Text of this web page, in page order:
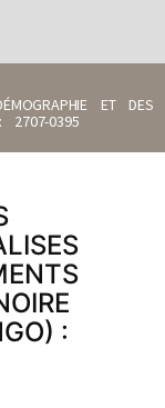
ET DES
2707-0395
: